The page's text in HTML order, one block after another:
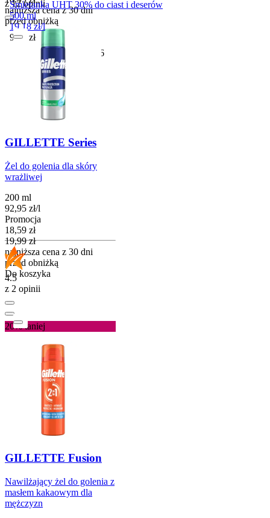
Śmietanka UHT 30% do ciast i deserów
500 ml
19,18 zł/l
Cena
9,59 zł
29-11-2026
najniższa cena z 30 dni
przed obniżką
Do koszyka
z 12 opinii
GILLETTE Series
Żel do golenia dla skóry
wrażliwej
200 ml
92,95 zł/l
Promocja
Cena promocyjna
18,59 zł
19,99 zł
najniższa cena z 30 dni
przed obniżką
Do koszyka
4.5
z 2 opinii
20%taniej
GILLETTE Fusion
Nawilżający żel do golenia z
masłem kakaowym dla
mężczyzn